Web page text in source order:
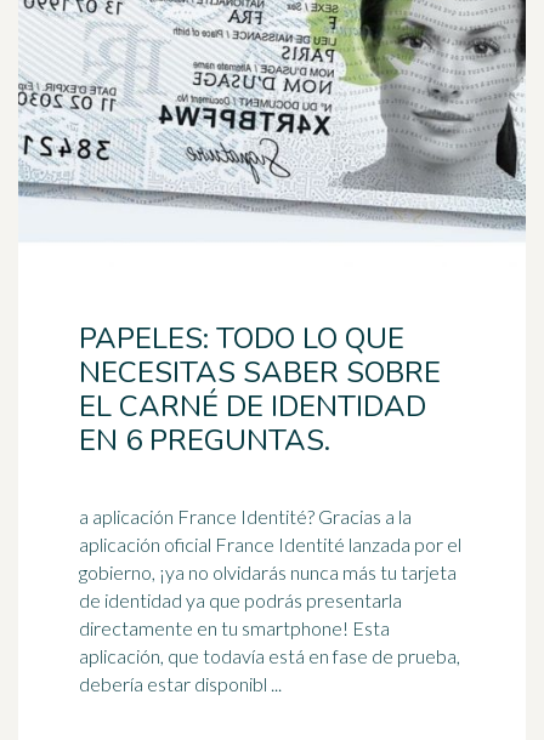
PAPELES: TODO LO QUE
NECESITAS SABER SOBRE
EL CARNÉ DE IDENTIDAD
EN 6 PREGUNTAS.
a aplicación France Identité? Gracias a la
aplicación oficial France Identité lanzada por el
gobierno, ¡ya no olvidarás nunca más tu tarjeta
de identidad ya que podrás presentarla
directamente en tu smartphone! Esta
aplicación, que todavía está en fase de prueba,
debería estar disponibl ...